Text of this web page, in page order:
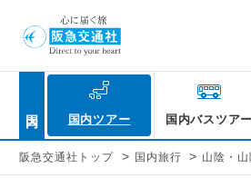
国内ツアー 国内バスツアー
阪急交通社トップ > 国内旅行 > 山陰・山